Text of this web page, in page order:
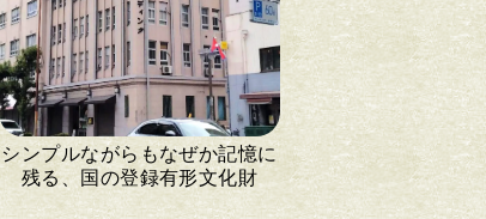
シンプルながらもなぜか記憶に
残る、国の登録有形文化財